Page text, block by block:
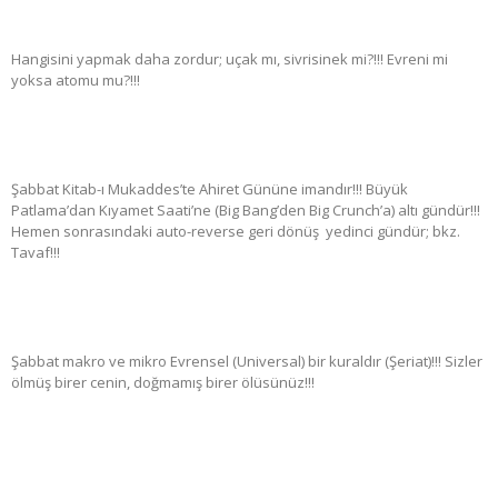
Hangisini yapmak daha zordur; uçak mı, sivrisinek mi?!!! Evreni mi
yoksa atomu mu?!!!
Şabbat Kitab-ı Mukaddes’te Ahiret Gününe imandır!!! Büyük
Patlama’dan Kıyamet Saati’ne (Big Bang’den Big Crunch’a) altı gündür!!!
Hemen sonrasındaki auto-reverse geri dönüş yedinci gündür; bkz.
Tavaf!!!
Şabbat makro ve mikro Evrensel (Universal) bir kuraldır (Şeriat)!!! Sizler
ölmüş birer cenin, doğmamış birer ölüsünüz!!!